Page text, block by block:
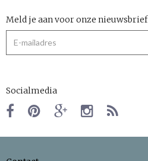
Meld je aan voor onze nieuwsbrief
Socialmedia